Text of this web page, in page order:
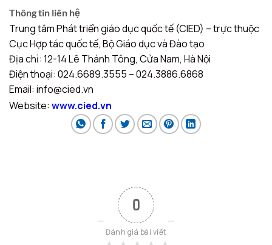
Thông tin liên hệ
Trung tâm Phát triển giáo dục quốc tế (CIED) – trực thuộc
Cục Hợp tác quốc tế, Bộ Giáo dục và Đào tạo
Địa chỉ: 12-14 Lê Thánh Tông, Cửa Nam, Hà Nội
Điện thoại: 024.6689.3555 – 024.3886.6868
Email: info@cied.vn
Website: www.cied.vn
0
Đánh giá bài viết